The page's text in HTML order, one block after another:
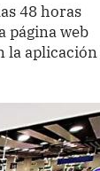
48 horas
página web
la aplicación